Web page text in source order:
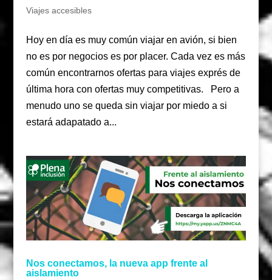
Viajes accesibles
Hoy en día es muy común viajar en avión, si bien
no es por negocios es por placer. Cada vez es más
común encontrarnos ofertas para viajes exprés de
última hora con ofertas muy competitivas. Pero a
menudo uno se queda sin viajar por miedo a si
estará adapatado a...
Nos conectamos, la nueva app frente al
aislamiento